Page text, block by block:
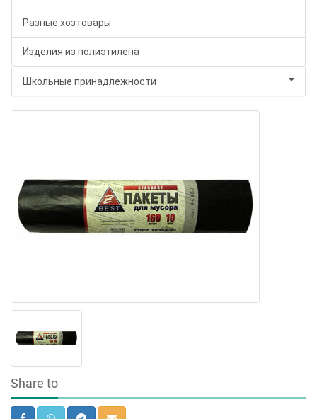
Разные хозтовары
Изделия из полиэтилена
Школьные принадлежности
Share to